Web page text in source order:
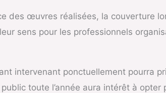
des œuvres réalisées, la couverture
sens pour les professionnels
intervenant ponctuellement pourra
toute l’année aura intérêt à